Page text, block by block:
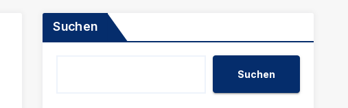
Suchen
Suchen